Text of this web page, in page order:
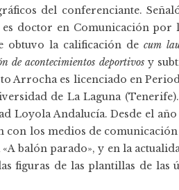
del conferenciante.
es doctor en Comunicación
obtuvo la calificación decum
de acontecimientos deportivosy
Arrocha es licenciado en
de La Laguna
Loyola Andalucía. Desde el
con los medios de
balón parado», y en la
figuras de las plantillas de las